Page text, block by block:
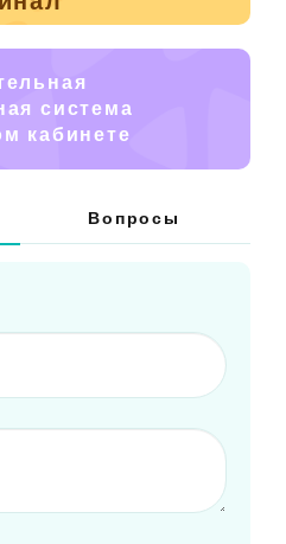
система
кабинете
Вопросы